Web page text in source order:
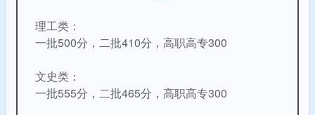
理工类：
一批500分，二批410分，高职高专300
文史类：
一批555分，二批465分，高职高专300